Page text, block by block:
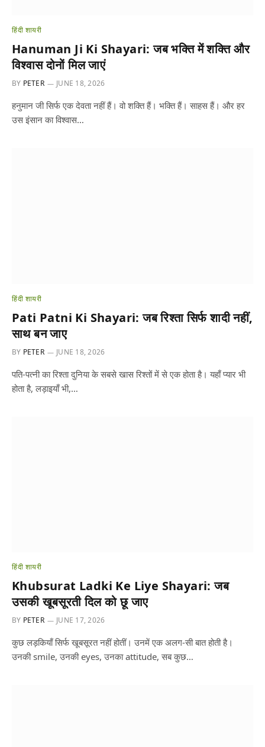
हिंदी शायरी
Hanuman Ji Ki Shayari: जब भक्ति में शक्ति और
विश्वास दोनों मिल जाएं
BY PETER JUNE 18, 2026
हनुमान जी सिर्फ एक देवता नहीं हैं। वो शक्ति हैं। भक्ति हैं। साहस हैं। और हर
उस इंसान का विश्वास…
हिंदी शायरी
Pati Patni Ki Shayari: जब रिश्ता सिर्फ शादी नहीं,
साथ बन जाए
BY PETER JUNE 18, 2026
पति-पत्नी का रिश्ता दुनिया के सबसे खास रिश्तों में से एक होता है। यहाँ प्यार भी
होता है, लड़ाइयाँ भी,…
हिंदी शायरी
Khubsurat Ladki Ke Liye Shayari: जब
उसकी खूबसूरती दिल को छू जाए
BY PETER JUNE 17, 2026
कुछ लड़कियाँ सिर्फ खूबसूरत नहीं होतीं। उनमें एक अलग-सी बात होती है।
उनकी smile, उनकी eyes, उनका attitude, सब कुछ…